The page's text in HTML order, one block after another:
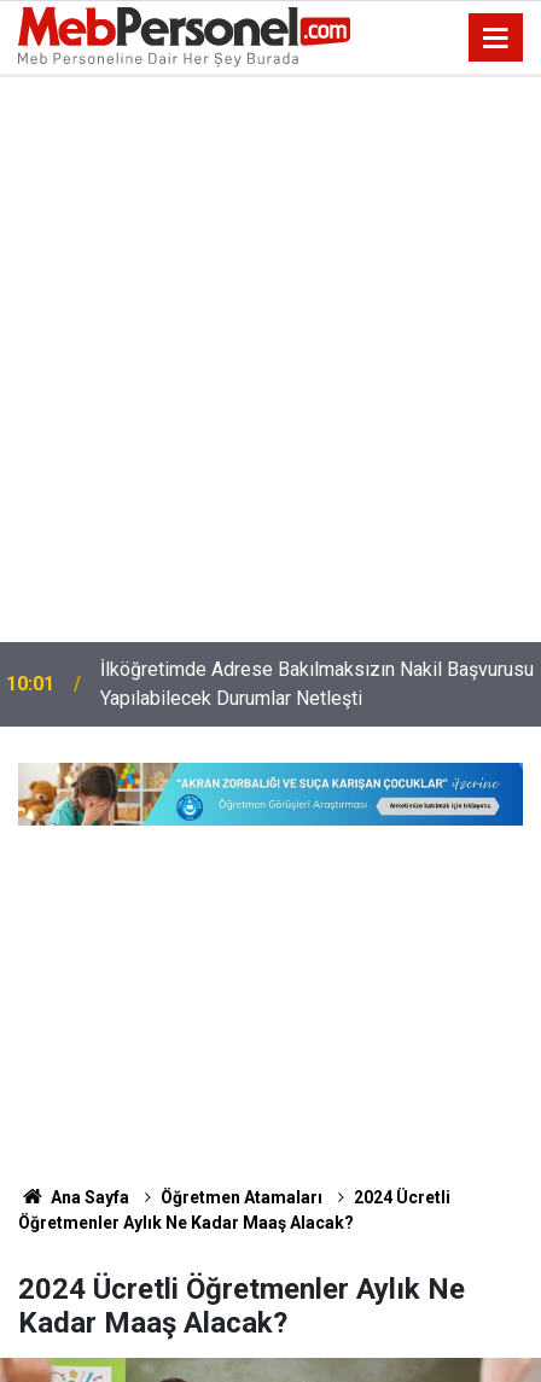
10:01
İlköğretimde Adrese Bakılmaksızın Nakil Başvurusu
Yapılabilecek Durumlar Netleşti
Ana Sayfa Öğretmen Atamaları
2024 Ücretli
Öğretmenler Aylık Ne Kadar Maaş Alacak?
2024 Ücretli Öğretmenler Aylık Ne
Kadar Maaş Alacak?